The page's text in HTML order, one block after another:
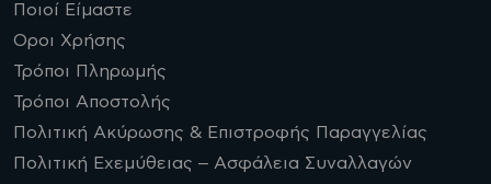
Ποιοί Είμαστε
Οροι Χρήσης
Τρόποι Πληρωμής
Τρόποι Αποστολής
Πολιτική Ακύρωσης & Επιστροφής Παραγγελίας
Πολιτική Εχεμύθειας – Ασφάλεια Συναλλαγών